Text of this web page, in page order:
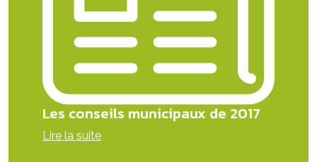
Les conseils municipaux de 2017
Lire la suite